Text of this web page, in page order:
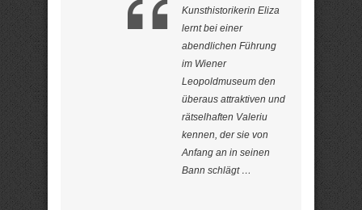
Kunsthistorikerin Eliza
lernt bei einer
abendlichen Führung
im Wiener
Leopoldmuseum den
überaus attraktiven und
rätselhaften Valeriu
kennen, der sie von
Anfang an in seinen
Bann schlägt …